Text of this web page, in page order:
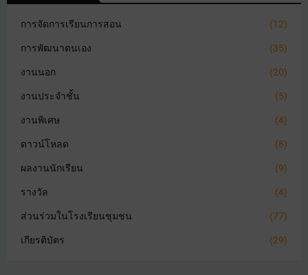
การจัดการเรียนการสอน (12)
การพัฒนาตนเอง (35)
งานนอก (20)
งานประจำชั้น (5)
งานพิเศษ (4)
ดาวน์โหลด (8)
ผลงานนักเรียน (9)
รางวัล (4)
ส่วนร่วมในโรงเรียนชุมชน (77)
เกียรติบัตร (29)